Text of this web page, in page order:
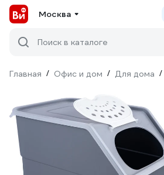
Москва
Поиск в каталоге
Главная / Офис и дом / Для дома /